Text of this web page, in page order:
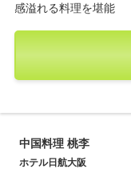
感溢れる料理を堪能
中国料理 桃李
ホテル日航大阪